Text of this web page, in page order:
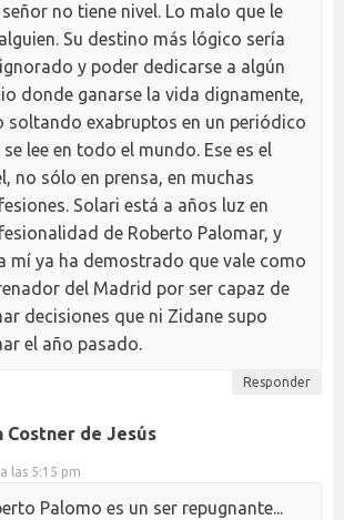
señor no tiene nivel. Lo malo que le
Su destino más lógico sería
y poder dedicarse a algún
donde ganarse la vida dignamente,
soltando exabruptos en un periódico
se lee en todo el mundo. Ese es el
no sólo en prensa, en muchas
Solari está a años luz en
de Roberto Palomar, y
mí ya ha demostrado que vale como
del Madrid por ser capaz de
decisiones que ni Zidane supo
el año pasado.
Responder
Costner de Jesús
las 5:15 pm
Palomo es un ser repugnante...